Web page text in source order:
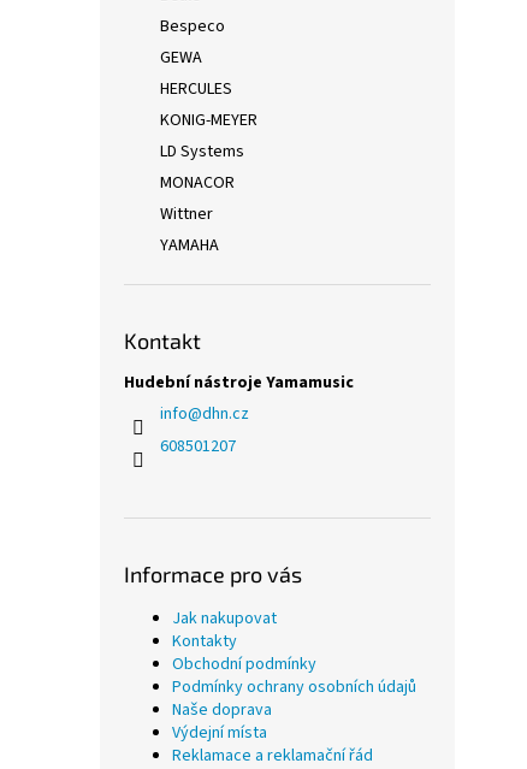
Bespeco
GEWA
HERCULES
KONIG-MEYER
LD Systems
MONACOR
Wittner
YAMAHA
Kontakt
Hudební nástroje Yamamusic
info@dhn.cz
608501207
Informace pro vás
Jak nakupovat
Kontakty
Obchodní podmínky
Podmínky ochrany osobních údajů
Naše doprava
Výdejní místa
Reklamace a reklamační řád